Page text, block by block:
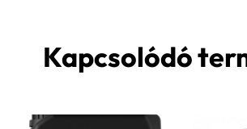
Kapcsolódó